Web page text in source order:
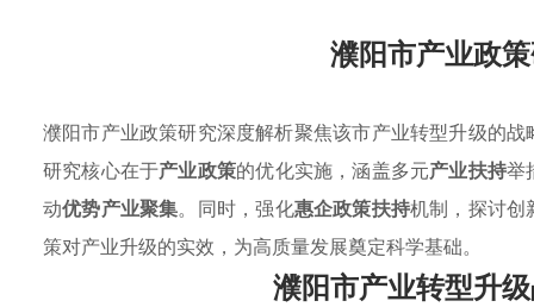
濮阳市产业政
濮阳市产业政策研究深度解析聚焦该市产业转型升级的
研究核心在于产业政策的优化实施，涵盖多元产业扶持举
动优势产业聚集。同时，强化惠企政策扶持机制，探讨创
策对产业升级的实效，为高质量发展奠定科学基础。
濮阳市产业转型升